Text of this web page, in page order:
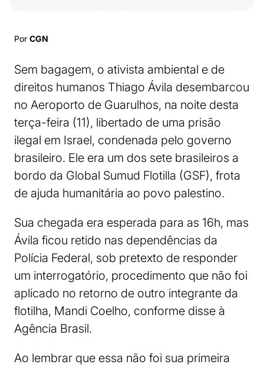
Por CGN
Sem bagagem, o ativista ambiental e de
direitos humanos Thiago Ávila desembarcou
no Aeroporto de Guarulhos, na noite desta
terça-feira (11), libertado de uma prisão
ilegal em Israel, condenada pelo governo
brasileiro. Ele era um dos sete brasileiros a
bordo da Global Sumud Flotilla (GSF), frota
de ajuda humanitária ao povo palestino.
Sua chegada era esperada para as 16h, mas
Ávila ficou retido nas dependências da
Polícia Federal, sob pretexto de responder
um interrogatório, procedimento que não foi
aplicado no retorno de outro integrante da
flotilha, Mandi Coelho, conforme disse à
Agência Brasil.
Ao lembrar que essa não foi sua primeira